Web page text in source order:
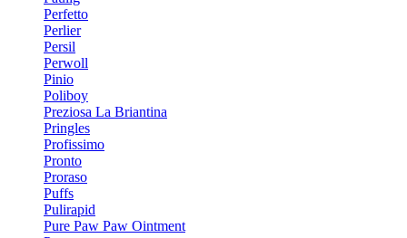
Perfetto
Perlier
Persil
Perwoll
Pinio
Poliboy
Preziosa La Briantina
Pringles
Profissimo
Pronto
Proraso
Puffs
Pulirapid
Pure Paw Paw Ointment